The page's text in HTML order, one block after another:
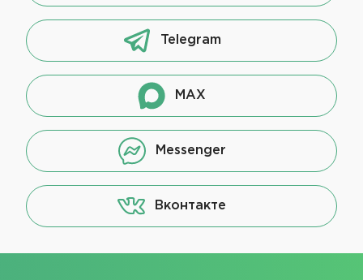
Telegram
MAX
Messenger
Вконтакте